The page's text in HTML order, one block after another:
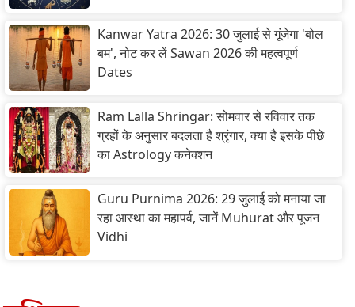
Kanwar Yatra 2026: 30 जुलाई से गूंजेगा 'बोल
बम', नोट कर लें Sawan 2026 की महत्वपूर्ण
Dates
Ram Lalla Shringar: सोमवार से रविवार तक
ग्रहों के अनुसार बदलता है श्रृंगार, क्या है इसके पीछे
का Astrology कनेक्शन
Guru Purnima 2026: 29 जुलाई को मनाया जा
रहा आस्था का महापर्व, जानें Muhurat और पूजन
Vidhi